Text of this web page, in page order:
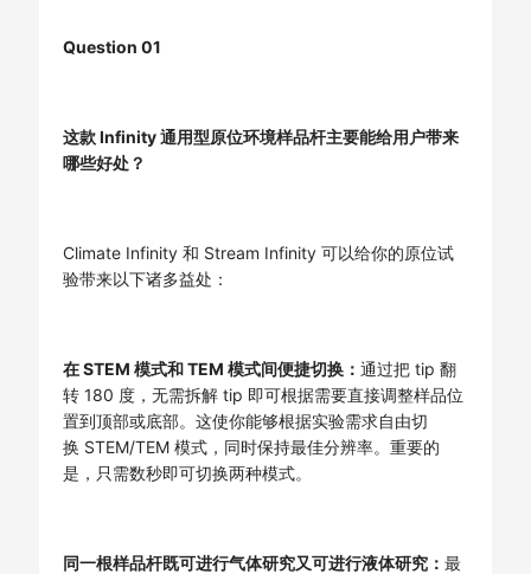
Question 01
这款 Infinity 通用型原位环境样品杆主要能给用户带来
哪些好处？
Climate Infinity 和 Stream Infinity 可以给你的原位试
验带来以下诸多益处：
在 STEM 模式和 TEM 模式间便捷切换： 通过把 tip 翻
转 180 度，无需拆解 tip 即可根据需要直接调整样品位
置到顶部或底部。这使你能够根据实验需求自由切
换 STEM/TEM 模式，同时保持最佳分辨率。重要的
是，只需数秒即可切换两种模式。
同一根样品杆既可进行气体研究又可进行液体研究： 最